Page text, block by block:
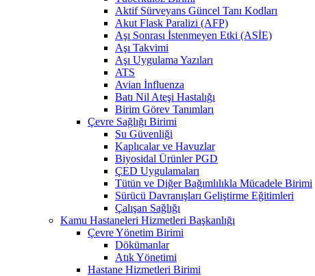
Aktif Sürveyans Güncel Tanı Kodları
Akut Flask Paralizi (AFP)
Aşı Sonrası İstenmeyen Etki (ASİE)
Aşı Takvimi
Aşı Uygulama Yazıları
ATS
Avian İnfluenza
Batı Nil Ateşi Hastalığı
Birim Görev Tanımları
Çevre Sağlığı Birimi
Su Güvenliği
Kaplıcalar ve Havuzlar
Biyosidal Ürünler PGD
ÇED Uygulamaları
Tütün ve Diğer Bağımlılıkla Mücadele Birimi
Sürücü Davranışları Geliştirme Eğitimleri
Çalışan Sağlığı
Kamu Hastaneleri Hizmetleri Başkanlığı
Çevre Yönetim Birimi
Dökümanlar
Atık Yönetimi
Hastane Hizmetleri Birimi